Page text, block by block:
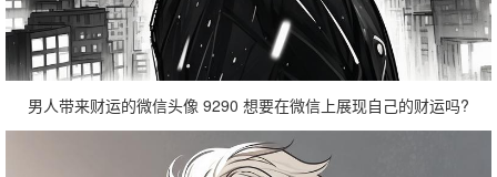
男人带来财运的微信头像 9290 想要在微信上展现自己的财运吗?